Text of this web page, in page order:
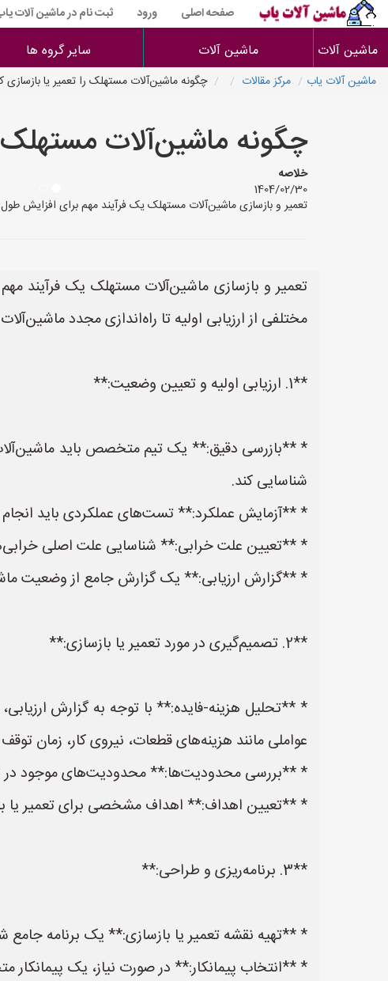
صفحه اصلی ورود ثبت نام در ماشین آلات
ماشین آلات ماشین آلات سایر گروه ها
ماشین آلات یاب مرکز مقالات چگونه ماشین‌آلات مستهلک را تعمیر یا بازسازی
چگونه ماشین‌آلات مستهلک
خلاصه
1404/02/30
تعمیر و بازسازی ماشین‌آلات مستهلک یک فرآیند مهم برای افزایش طول
تعمیر و بازسازی ماشین‌آلات مستهلک یک فرآیند
مختلفی از ارزیابی اولیه تا راه‌اندازی مجدد
**1. ارزیابی اولیه و تعیین وضعیت:**
* **بازرسی دقیق:** یک تیم متخصص باید ماشین‌آلات
شناسایی کند.
* **آزمایش عملکرد:** تست‌های عملکردی باید
* **تعیین علت خرابی:** شناسایی علت اصلی
* **گزارش ارزیابی:** یک گزارش جامع از وضعیت
**2. تصمیم‌گیری در مورد تعمیر یا بازسازی:**
* **تحلیل هزینه-فایده:** با توجه به گزارش
عواملی مانند هزینه‌های قطعات، نیروی کار، زمان
* **بررسی محدودیت‌ها:** محدودیت‌های موجود در
* **تعیین اهداف:** اهداف مشخصی برای تعمیر یا
**3. برنامه‌ریزی و طراحی:**
* **تهیه نقشه تعمیر یا بازسازی:** یک برنامه جامع
* **انتخاب پیمانکار:** در صورت نیاز، یک